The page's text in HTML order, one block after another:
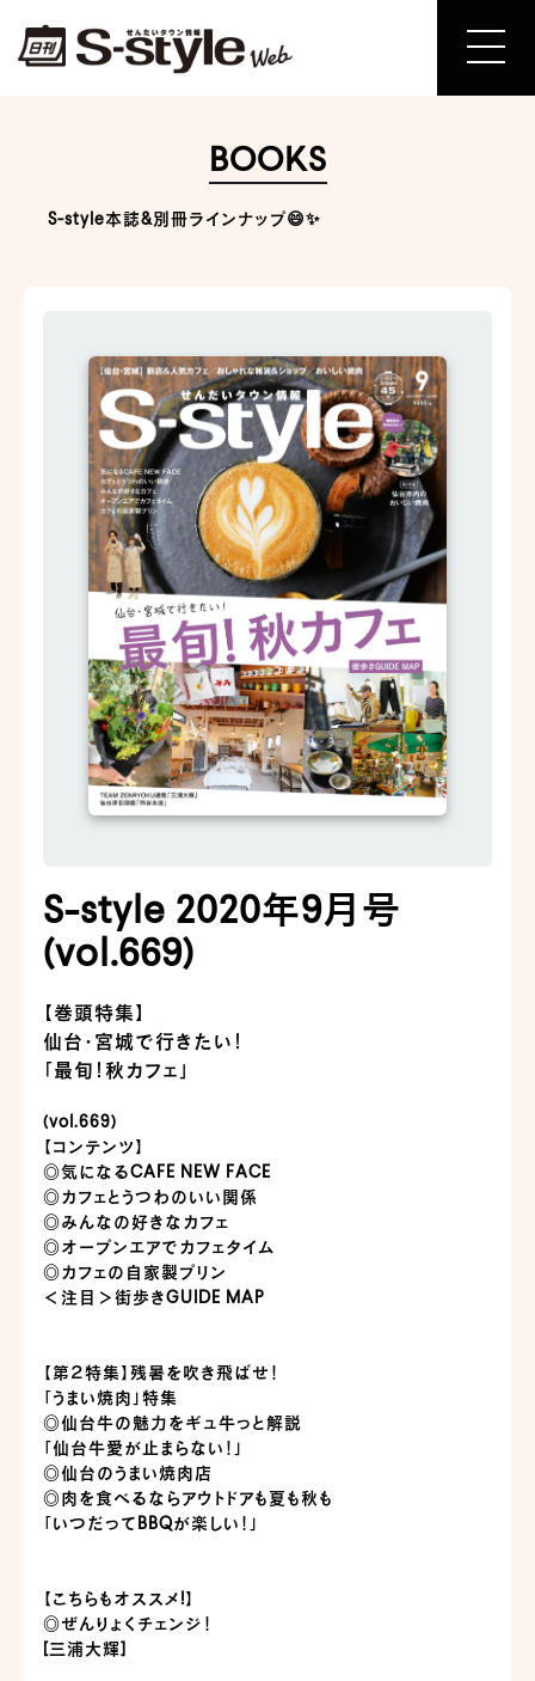
BOOKS
S-style本誌&別冊ラインナップ😄✨
S-style 2020年9月号
(vol.669)
【巻頭特集】
仙台・宮城で行きたい！
「最旬！秋カフェ」
(vol.669)
【コンテンツ】
◎気になるCAFE NEW FACE
◎カフェとうつわのいい関係
◎みんなの好きなカフェ
◎オープンエアでカフェタイム
◎カフェの自家製プリン
＜注目＞街歩きGUIDE MAP
【第２特集】残暑を吹き飛ばせ！
「うまい焼肉」特集
◎仙台牛の魅力をギュ牛っと解説
「仙台牛愛が止まらない！」
◎仙台のうまい焼肉店
◎肉を食べるならアウトドアも夏も秋も
「いつだってBBQが楽しい！」
【こちらもオススメ!】
◎ぜんりょくチェンジ！
[三浦大輝]